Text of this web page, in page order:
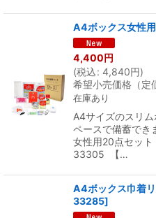
A4ボックス女性
4,400円
(税込: 4,840円)
希望小売価格（定
在庫あり
A4サイズのスリ
ペースで備蓄でき
女性用20点セッ
33305 【…
A4ボックス巾着
33285]